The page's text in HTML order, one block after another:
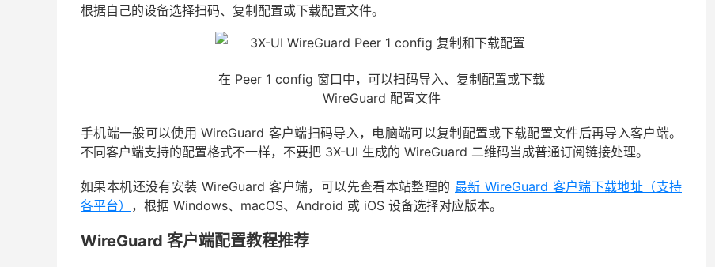
根据自己的设备选择扫码、复制配置或下载配置文件。
在 Peer 1 config 窗口中，可以扫码导入、复制配置或下载
WireGuard 配置文件
手机端一般可以使用 WireGuard 客户端扫码导入，电脑端可以复制配置或下载配置文件后再导入客户端。
不同客户端支持的配置格式不一样，不要把 3X-UI 生成的 WireGuard 二维码当成普通订阅链接处理。
如果本机还没有安装 WireGuard 客户端，可以先查看本站整理的 最新 WireGuard 客户端下载地址（支持
各平台） ，根据 Windows、macOS、Android 或 iOS 设备选择对应版本。
WireGuard 客户端配置教程推荐